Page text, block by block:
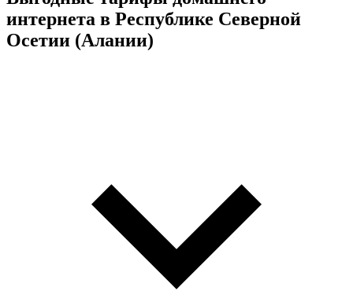
интернета в Республике Северной
Осетии (Алании)